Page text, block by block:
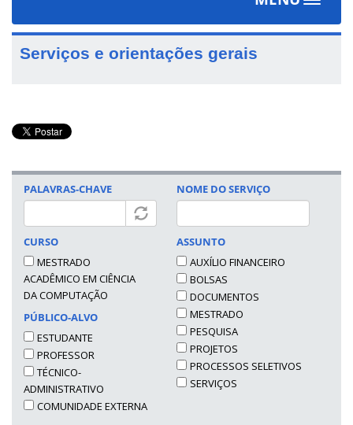
Serviços e orientações gerais
PALAVRAS-CHAVE
CURSO
MESTRADO
ACADÊMICO EM CIÊNCIA
DA COMPUTAÇÃO
PÚBLICO-ALVO
ESTUDANTE
PROFESSOR
TÉCNICO-
ADMINISTRATIVO
COMUNIDADE EXTERNA
NOME DO SERVIÇO
ASSUNTO
AUXÍLIO FINANCEIRO
BOLSAS
DOCUMENTOS
MESTRADO
PESQUISA
PROJETOS
PROCESSOS SELETIVOS
SERVIÇOS